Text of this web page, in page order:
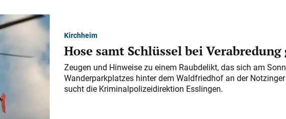
Kirchheim
Hose samt Schlüssel bei
Zeugen und Hinweise zu einem Raubdelikt, das sich am
Wanderparkplatzes hinter dem Waldfriedhof an der
sucht die Kriminalpolizeidirektion Esslingen.